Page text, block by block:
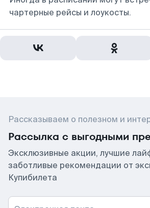
чартерные рейсы и лоукосты.
Рассказываем о полезном и
Рассылка с выгодными
Эксклюзивные акции, лучшие
заботливые рекомендации от
Купибилета